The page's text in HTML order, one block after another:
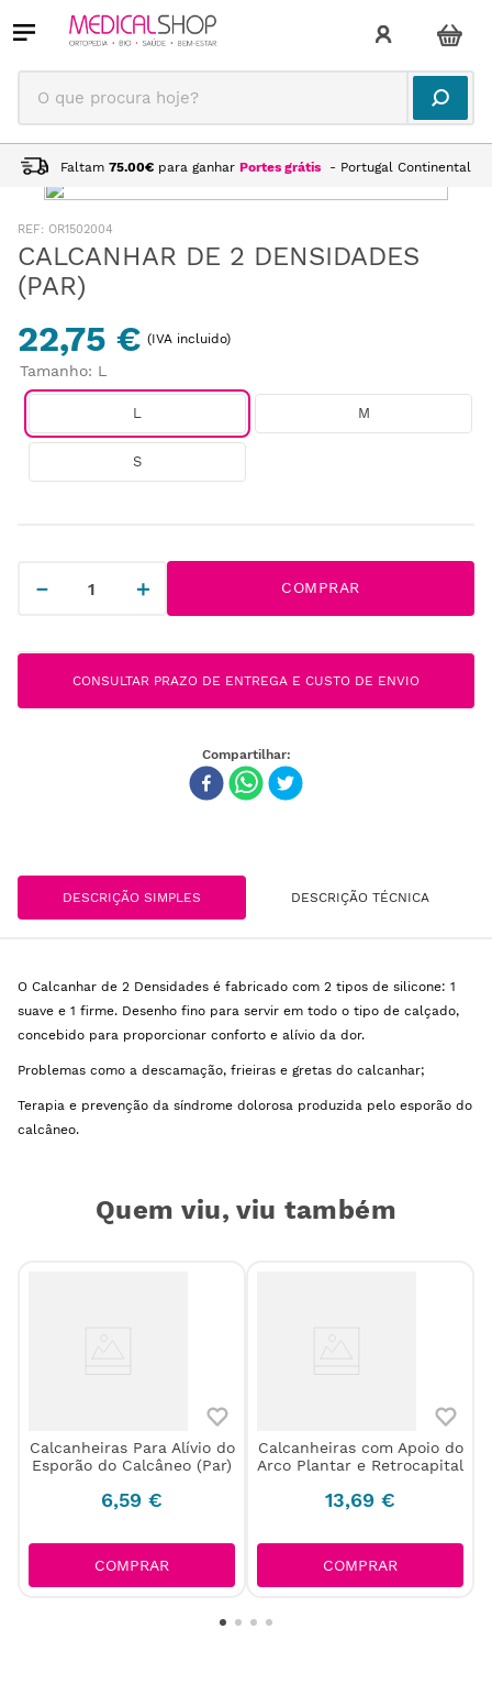
O que procura hoje?
Faltam 75.00€ para ganhar Portes grátis - Portugal Continental
: OR1502004
CALCANHAR DE 2 DENSIDADES
(PAR)
22,75 € (IVA incluido)
Tamanho: L
L M
S
＋
－ COMPRAR
CONSULTAR PRAZO DE ENTREGA E CUSTO DE ENVIO
DESCRIÇÃO SIMPLES DESCRIÇÃO TÉCNICA
O Calcanhar de 2 Densidades é fabricado com 2 tipos de silicone: 1
suave e 1 firme. Desenho fino para servir em todo o tipo de calçado,
concebido para proporcionar conforto e alívio da dor.
Problemas como a descamação, frieiras e gretas do calcanhar;
Terapia e prevenção da síndrome dolorosa produzida pelo esporão do
calcâneo.
Quem viu, viu também
Calcanheiras Para Alívio do
Esporão do Calcâneo (Par)
6,59 €
COMPRAR
Calcanheiras com Apoio do
Arco Plantar e Retrocapital
13,69 €
COMPRAR